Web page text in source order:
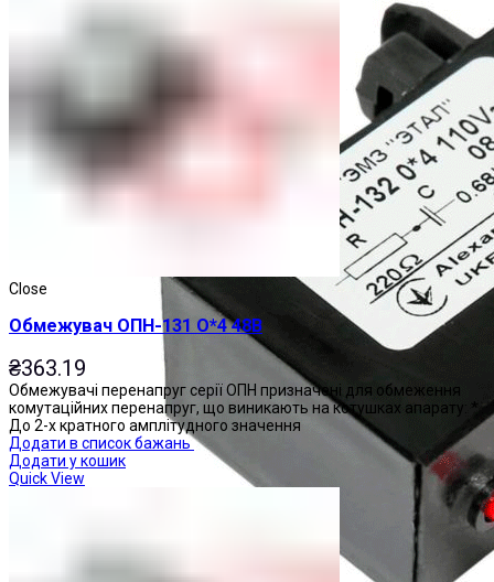
Close
Обмежувач ОПН-131 О*4 48В
₴363.19
Обмежувачі перенапруг серії ОПН призначені для обмеження
комутаційних перенапруг, що виникають на котушках апарату: *
До 2-х кратного амплітудного значення
Додати в список бажань
Додати у кошик
Quick View